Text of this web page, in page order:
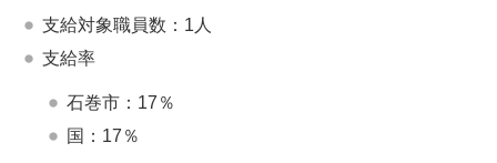
支給対象職員数：1人
支給率
石巻市：17％
国：17％